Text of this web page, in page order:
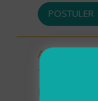
POSTULER
AIDE A
Possibilité